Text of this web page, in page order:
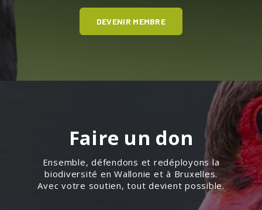
DEVENIR MEMBRE
Faire un don
Ensemble, défendons et redéployons la
biodiversité en Wallonie et à Bruxelles.
Avec votre soutien, tout devient possible.